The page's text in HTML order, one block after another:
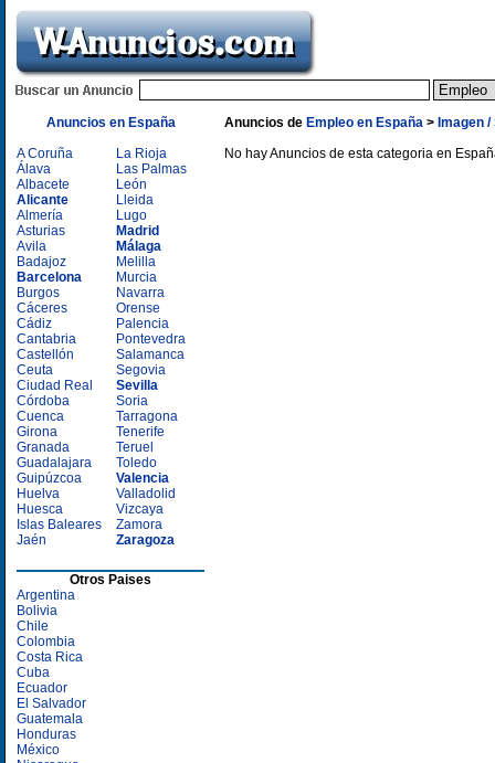
Anuncios en España
A Coruña
Álava
Albacete
Alicante
Almería
Asturias
Avila
Badajoz
Barcelona
Burgos
Cáceres
Cádiz
Cantabria
Castellón
Ceuta
Ciudad Real
Córdoba
Cuenca
Girona
Granada
Guadalajara
Guipúzcoa
Huelva
Huesca
Islas Baleares
Jaén
La Rioja
Las Palmas
León
Lleida
Lugo
Madrid
Málaga
Melilla
Murcia
Navarra
Orense
Palencia
Pontevedra
Salamanca
Segovia
Sevilla
Soria
Tarragona
Tenerife
Teruel
Toledo
Valencia
Valladolid
Vizcaya
Zamora
Zaragoza
Otros Paises
Argentina
Bolivia
Chile
Colombia
Costa Rica
Cuba
Ecuador
El Salvador
Guatemala
Honduras
México
Anuncios de Empleo en España > Imagen
No hay Anuncios de esta categoria en